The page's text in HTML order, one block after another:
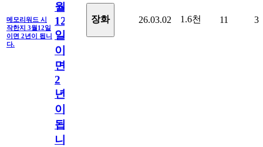
메모리워드 시
작한지 3월12일
이면 2년이 됩니
다.
월
12
일
이
면
2
년
이
됩
니
장화 26.03.02 1.6천 11 3